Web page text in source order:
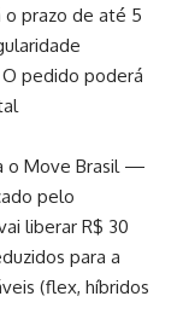
o prazo de até 5
pedido poderá
o Move Brasil —
pelo
liberar R$ 30
para a
(flex, híbridos